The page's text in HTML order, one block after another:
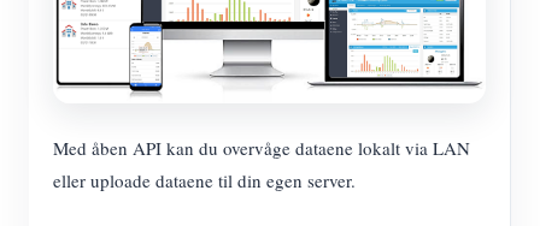
Med åben API kan du overvåge dataene lokalt via LAN
eller uploade dataene til din egen server.